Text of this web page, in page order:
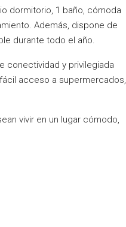
dormitorio, 1 baño, cómoda
Además, dispone de
durante todo el año.
conectividad y privilegiada
acceso a supermercados,
vivir en un lugar cómodo,